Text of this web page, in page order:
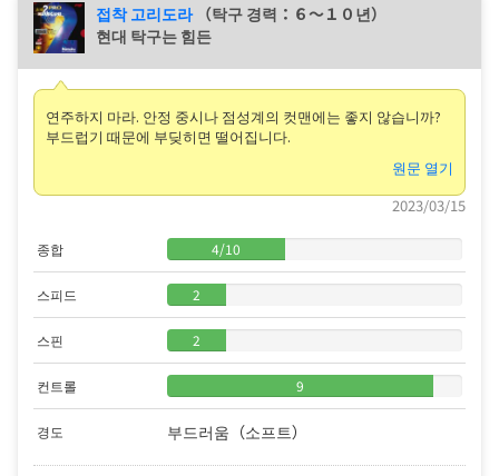
접착 고리도라 （탁구 경력：６〜１０년）
현대 탁구는 힘든
연주하지 마라. 안정 중시나 점성계의 컷맨에는 좋지 않습니까?
부드럽기 때문에 부딪히면 떨어집니다.
원문 열기
2023/03/15
종합 4/10
스피드 2
스핀 2
컨트롤 9
경도 부드러움（소프트）